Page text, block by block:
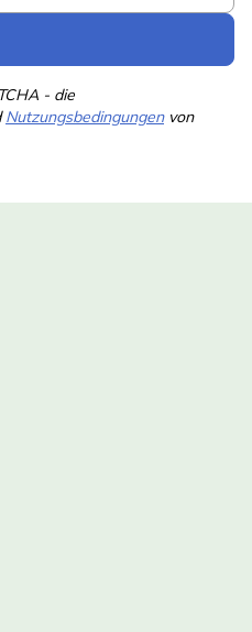
- die
Nutzungsbedingungenvon